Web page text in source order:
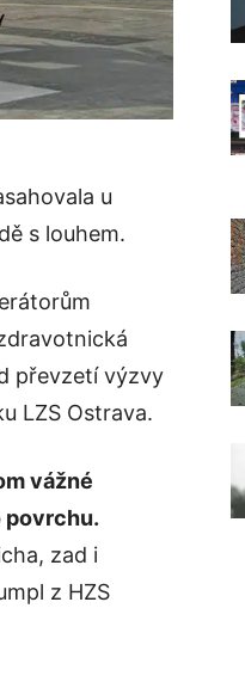
u
s louhem.
převzetí výzvy
LZS Ostrava.
vážné
povrchu.
zad i
z HZS